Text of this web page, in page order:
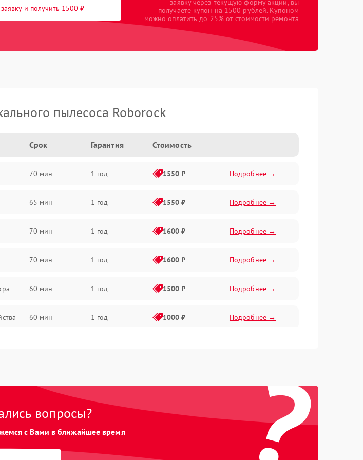
и получить 1500 ₽
заявку через текущую форму акции, вы
получаете купон на 1500 рублей. Купоном
можно оплатить до 25% от стоимости ремонта
пылесоса Roborock
Срок Гарантия Стоимость
70 мин 1 год 1550 ₽ Подробнее →
65 мин 1 год 1550 ₽ Подробнее →
70 мин 1 год 1600 ₽ Подробнее →
70 мин 1 год 1600 ₽ Подробнее →
60 мин 1 год 1500 ₽ Подробнее →
60 мин 1 год 1000 ₽ Подробнее →
60 мин 1 год 1000 ₽
от
1 год Подробнее →
?
вопросы?
с Вами в ближайшее время